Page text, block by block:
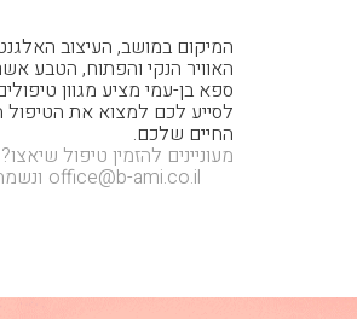
המיקום במושב, העיצוב
האוויר הנקי והפתוח, הטבע
ספא בן-עמי מציע מגוון
לסייע לכם למצוא את
החיים שלכם.
מעוניינים להזמין טיפול
office@b-ami.co.il